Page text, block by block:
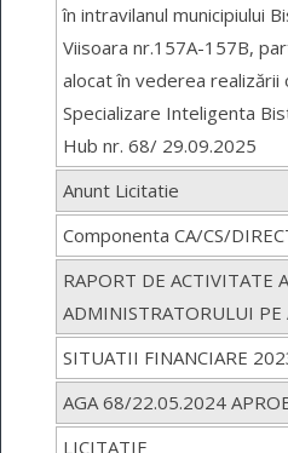
în intravilanul municipiului
Viisoara nr.157A-157B,
alocat în vederea realizării
Specializare Inteligenta
Hub nr. 68/ 29.09.2025
Anunt Licitatie
Componenta CA/CS/
RAPORT DE ACTIVITATE
ADMINISTRATORULUI
SITUATII FINANCIARE
AGA 68/22.05.2024
LICITATIE